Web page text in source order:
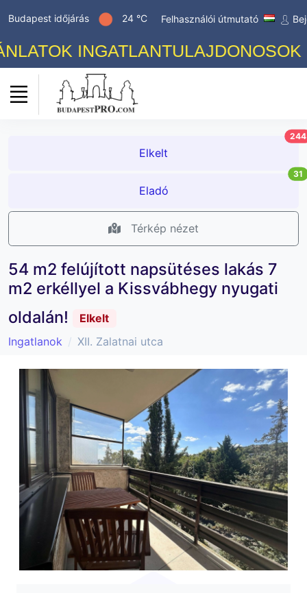
Budapest időjárás 24 °C Felhasználói útmutató
Elkelt
244
Eladó
31
Térkép nézet
54 m2 felújított napsütéses lakás 7
m2 erkéllyel a Kissvábhegy nyugati
oldalán!
Elkelt
Ingatlanok
XII. Zalatnai utca